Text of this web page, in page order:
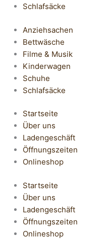
Schlafsäcke
Anziehsachen
Bettwäsche
Filme & Musik
Kinderwagen
Schuhe
Schlafsäcke
Startseite
Über uns
Ladengeschäft
Öffnungszeiten
Onlineshop
Startseite
Über uns
Ladengeschäft
Öffnungszeiten
Onlineshop